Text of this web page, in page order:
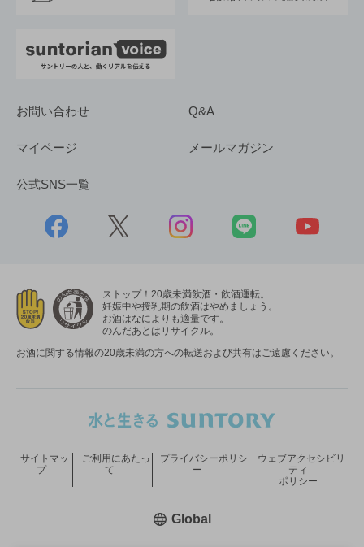
お問い合わせ Q&A
マイページ メールマガジン
公式SNS一覧
ストップ！20歳未満飲酒・飲酒運転。
妊娠中や授乳期の飲酒はやめましょう。
お酒はなによりも適量です。
のんだあとはリサイクル。
お酒に関する情報の20歳未満の方への転送および共有はご遠慮ください。
サイトマッ
プ
ご利用にあたっ
て
プライバシーポリシ
ー
ウェブアクセシビリ
ティ
ポリシー
Global新しいウィンドウで開く